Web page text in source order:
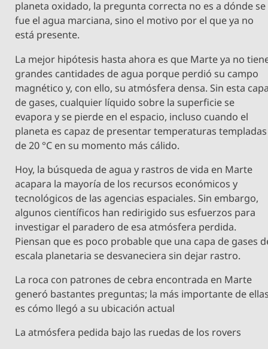
planeta oxidado, la pregunta correcta no es a dónde se
fue el agua marciana, sino el motivo por el que ya no
está presente.
La mejor hipótesis hasta ahora es que Marte ya no
grandes cantidades de agua porque perdió su campo
magnético y, con ello, su atmósfera densa. Sin esta
de gases, cualquier líquido sobre la superficie se
evapora y se pierde en el espacio, incluso cuando el
planeta es capaz de presentar temperaturas templadas
de 20 °C en su momento más cálido.
Hoy, la búsqueda de agua y rastros de vida en Marte
acapara la mayoría de los recursos económicos y
tecnológicos de las agencias espaciales. Sin embargo,
algunos científicos han redirigido sus esfuerzos para
investigar el paradero de esa atmósfera perdida.
Piensan que es poco probable que una capa de gases
escala planetaria se desvaneciera sin dejar rastro.
La roca con patrones de cebra encontrada en Marte
generó bastantes preguntas; la más importante de
es cómo llegó a su ubicación actual
La atmósfera pedida bajo las ruedas de los rovers